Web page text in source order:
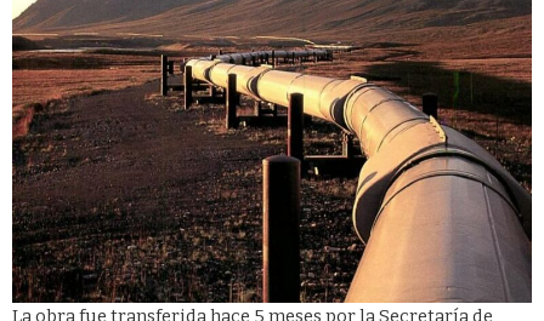
La obra fue transferida hace 5 meses por la Secretaría de